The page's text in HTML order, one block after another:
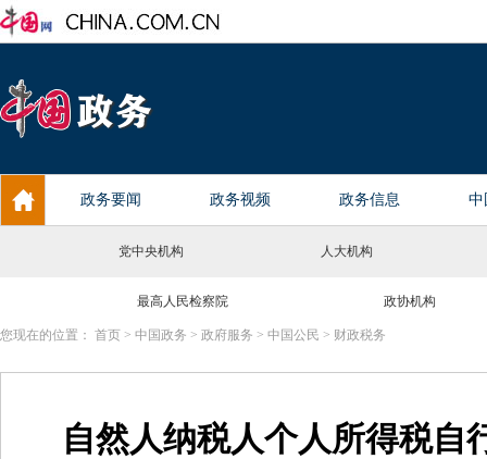
党中央机构 人大机构
最高人民检察院 政协机构
您现在的位置： 首页 > 中国政务 > 政府服务 > 中国公民 > 财政税务
自然人纳税人个人所得税自